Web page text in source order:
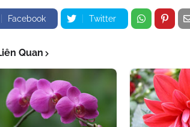
Facebook Twitter
Quan